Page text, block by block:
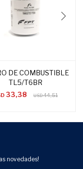
DE COMBUSTIBLE
TL5/T6BR
33,38 USD44,51
novedades!